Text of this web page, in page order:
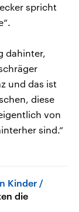
spricht
dahinter,
und das ist
diese
von
sind.“
Kinder
die